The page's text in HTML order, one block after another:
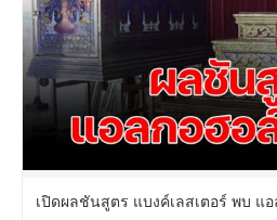
เปิดผลชันสูตร แบงค์เลสเตอร์ พบ แ